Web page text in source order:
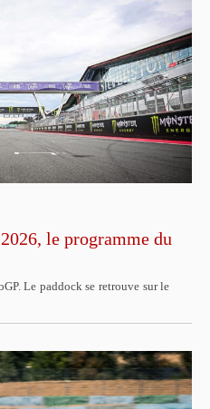
le programme du
Le paddock se retrouve sur le